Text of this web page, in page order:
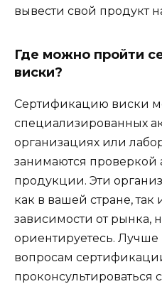
вывести свой продукт
Где можно пройти
виски?
Сертификацию виски
специализированных
организациях или
занимаются проверкой
продукции. Эти
как в вашей стране, так
зависимости от рынка,
ориентируетесь. Лучше
вопросам
проконсультироваться